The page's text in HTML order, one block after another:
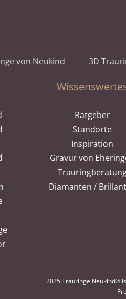
von Neukind 3D
Ratgeber
Standorte
Inspiration
Gravur von
Diamanten /
2025 Trauringe Neukind®